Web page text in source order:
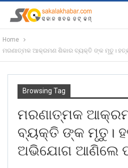
Home
ମରଣାତ୍ମକ ଆକ୍ରମଣ ଶିକାର ବ୍ୟକ୍ତି ଙ୍କ ମୃତୁ।
Browsing Tag
ମରଣାତ୍ମକ
ବ୍ୟକ୍ତି ଙ୍କ ମୃତୁ।
ଅଭିଯୋଗ ଆଣିଲେ